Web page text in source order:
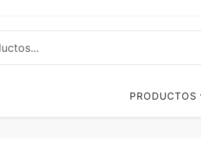
PRODUCTOS